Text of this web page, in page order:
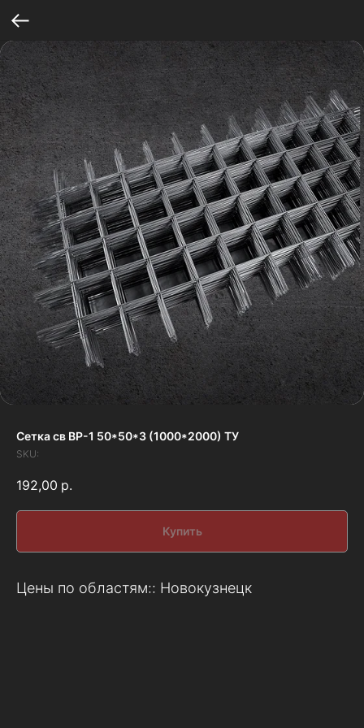
Сетка св ВР-1 50*50*3 (1000*2000) ТУ
SKU:
192,00 р.
Купить
Цены по областям:: Новокузнецк